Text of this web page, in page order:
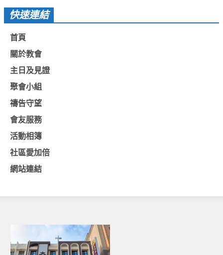
教會節慶_2018年
教會節慶_2016年
教會節慶_2015年
活動影音
活動影音_2026年
活動影音_2025年
活動影音_2021年
快速連結
首頁
關於教會
主日及見證
聚會小組
禱告守望
會友服務
活動相簿
社區愛加倍
網站連結